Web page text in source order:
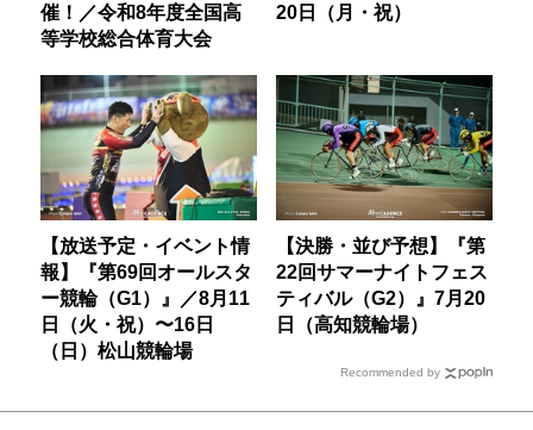
催！／令和8年度全国高
等学校総合体育大会
20日（月・祝）
【放送予定・イベント情
報】『第69回オールスタ
ー競輪（G1）』／8月11
日（火・祝）〜16日
（日）松山競輪場
【決勝・並び予想】『第
22回サマーナイトフェス
ティバル（G2）』7月20
日（高知競輪場）
Recommended by